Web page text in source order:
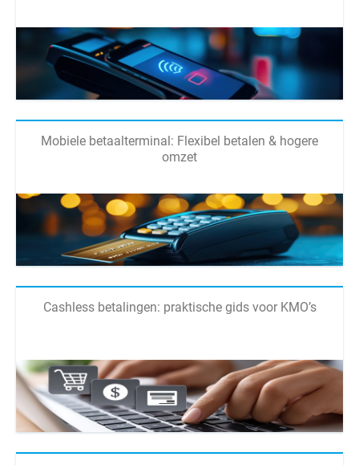
Mobiele betaalterminal: Flexibel betalen & hogere
omzet
Cashless betalingen: praktische gids voor KMO’s